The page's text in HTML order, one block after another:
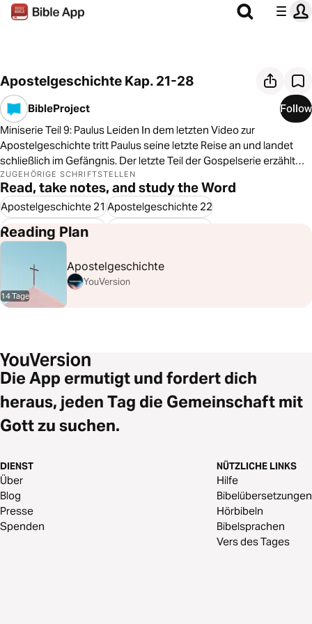
Apostelgeschichte Kap. 21-28
BibleProject
Follow
Miniserie Teil 9: Paulus Leiden In dem letzten Video zur
Apostelgeschichte tritt Paulus seine letzte Reise an und landet
schließlich im Gefängnis. Der letzte Teil der Gospelserie erzählt
von Paulus Leiden und wie er durch sein Leiden die Geschichte
von Jesus wiedergibt und das Evangelium in die Welt hinaus trägt.
https://bibleproject.visiomedia.org/
ZUGEHÖRIGE SCHRIFTSTELLEN
Read, take notes, and study the Word
Apostelgeschichte 21Apostelgeschichte 22
Apostelgeschichte 23
Apostelgeschichte 27Apostelgeschichte 28
Reading Plan
14 Tage
Apostelgeschichte
YouVersion
Die App ermutigt und fordert dich
heraus, jeden Tag die Gemeinschaft mit
Gott zu suchen.
DIENST
Über
Blog
Presse
Spenden
NÜTZLICHE LINKS
Hilfe
Bibelübersetzungen
Hörbibeln
Bibelsprachen
Vers des Tages